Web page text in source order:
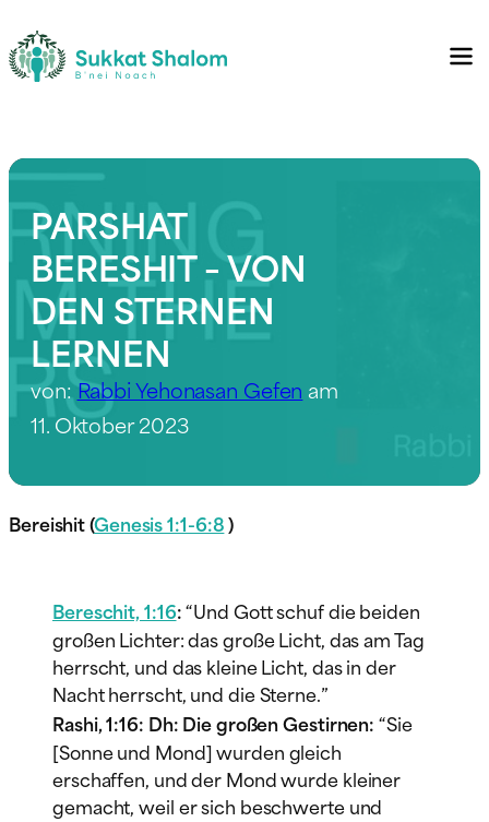
PARSHAT
BERESHIT – VON
DEN STERNEN
LERNEN
von:Rabbi Yehonasan Gefen am
11. Oktober 2023
Bereishit (Genesis 1:1-6:8)
Bereschit, 1:16:“Und Gott schuf die beiden
großen Lichter: das große Licht, das am Tag
herrscht, und das kleine Licht, das in der
Nacht herrscht, und die Sterne.”
Rashi, 1:16: Dh: Die großen Gestirnen:“Sie
[Sonne und Mond] wurden gleich
erschaffen, und der Mond wurde kleiner
gemacht, weil er sich beschwerte und